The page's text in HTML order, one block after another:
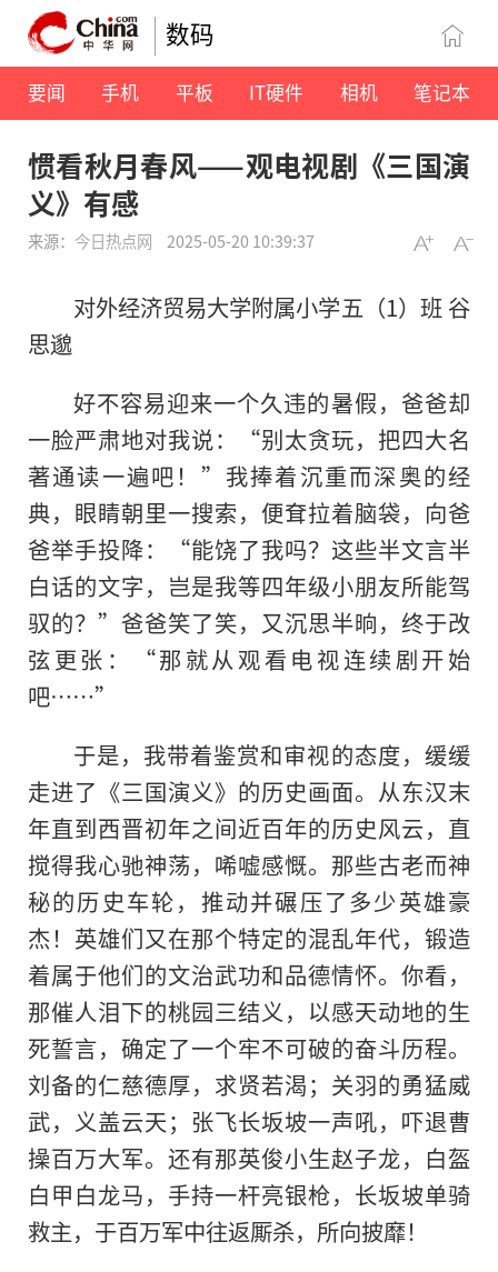
数码
要闻 手机 平板 IT硬件 相机 笔记本
惯看秋月春风——观电视剧《三国演
义》有感
来源： 今日热点网 2025-05-20 10:39:37
对外经济贸易大学附属小学五（1）班 谷
思邈
好不容易迎来一个久违的暑假，爸爸却
一脸严肃地对我说：“别太贪玩，把四大名
著通读一遍吧！”我捧着沉重而深奥的经
典，眼睛朝里一搜索，便耷拉着脑袋，向爸
爸举手投降：“能饶了我吗？这些半文言半
白话的文字，岂是我等四年级小朋友所能驾
驭的？”爸爸笑了笑，又沉思半晌，终于改
弦更张：“那就从观看电视连续剧开始
吧……”
于是，我带着鉴赏和审视的态度，缓缓
走进了《三国演义》的历史画面。从东汉末
年直到西晋初年之间近百年的历史风云，直
搅得我心驰神荡，唏嘘感慨。那些古老而神
秘的历史车轮，推动并碾压了多少英雄豪
杰！英雄们又在那个特定的混乱年代，锻造
着属于他们的文治武功和品德情怀。你看，
那催人泪下的桃园三结义，以感天动地的生
死誓言，确定了一个牢不可破的奋斗历程。
刘备的仁慈德厚，求贤若渴；关羽的勇猛威
武，义盖云天；张飞长坂坡一声吼，吓退曹
操百万大军。还有那英俊小生赵子龙，白盔
白甲白龙马，手持一杆亮银枪，长坂坡单骑
救主，于百万军中往返厮杀，所向披靡！